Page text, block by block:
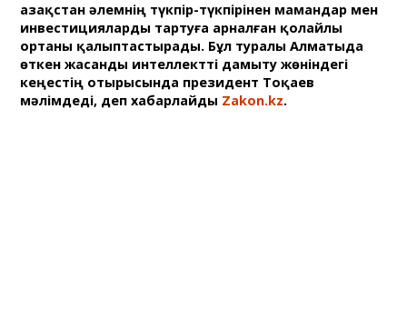
Қазақстан әлемнің түкпір-түкпірінен мамандар мен
инвестицияларды тартуға арналған қолайлы
ортаны қалыптастырады. Бұл туралы Алматыда
өткен жасанды интеллектті дамыту жөніндегі
кеңестің отырысында президент Тоқаев
мәлімдеді, деп хабарлайды Zakon.kz.